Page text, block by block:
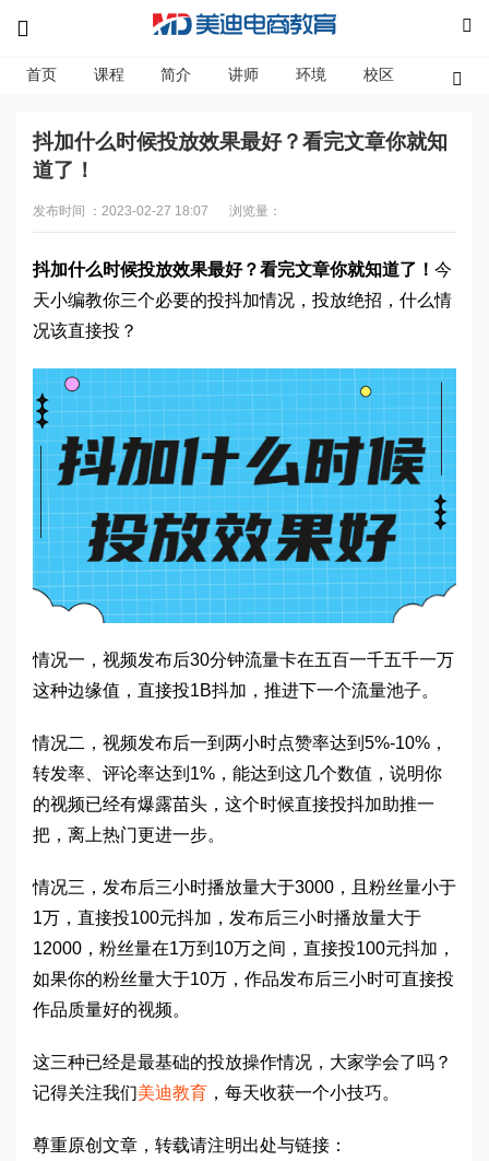
首页 课程 简介 讲师 环境 校区 资讯
抖加什么时候投放效果最好？看完文章你就知
道了！
发布时间 ：2023-02-27 18:07 浏览量：
抖加什么时候投放效果最好？看完文章你就知道了！ 今
天小编教你三个必要的投抖加情况，投放绝招，什么情
况该直接投？
情况一，视频发布后30分钟流量卡在五百一千五千一万
这种边缘值，直接投1B抖加，推进下一个流量池子。
情况二，视频发布后一到两小时点赞率达到5%-10%，
转发率、评论率达到1%，能达到这几个数值，说明你
的视频已经有爆露苗头，这个时候直接投抖加助推一
把，离上热门更进一步。
情况三，发布后三小时播放量大于3000，且粉丝量小于
1万，直接投100元抖加，发布后三小时播放量大于
12000，粉丝量在1万到10万之间，直接投100元抖加，
如果你的粉丝量大于10万，作品发布后三小时可直接投
作品质量好的视频。
这三种已经是最基础的投放操作情况，大家学会了吗？
记得关注我们美迪教育 ，每天收获一个小技巧。
尊重原创文章，转载请注明出处与链接：